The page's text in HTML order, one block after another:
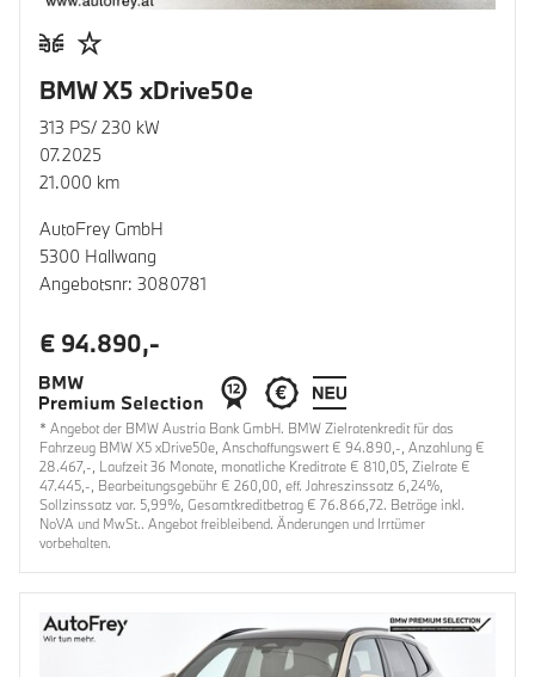
BMW X5 xDrive50e
313 PS/ 230 kW
07.2025
21.000 km
AutoFrey GmbH
5300 Hallwang
Angebotsnr: 3080781
€ 94.890,-
* Angebot der BMW Austria Bank GmbH. BMW Zielratenkredit für das
Fahrzeug BMW X5 xDrive50e, Anschaffungswert € 94.890,-, Anzahlung €
28.467,-, Laufzeit 36 Monate, monatliche Kreditrate € 810,05, Zielrate €
47.445,-, Bearbeitungsgebühr € 260,00, eff. Jahreszinssatz 6,24%,
Sollzinssatz var. 5,99%, Gesamtkreditbetrag € 76.866,72. Beträge inkl.
NoVA und MwSt.. Angebot freibleibend. Änderungen und Irrtümer
vorbehalten.